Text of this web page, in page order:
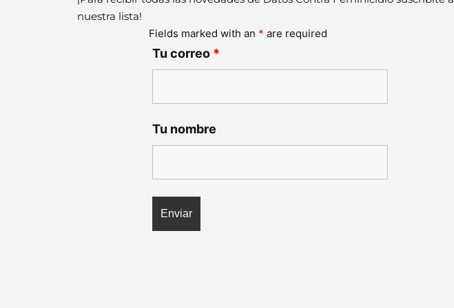
nuestra lista!
Fields marked with an * are required
Tu correo *
Tu nombre